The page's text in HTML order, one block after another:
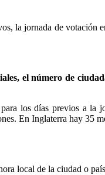
la jornada de votación
el número de
los días previos a la
En Inglaterra hay 35
local de la ciudad o